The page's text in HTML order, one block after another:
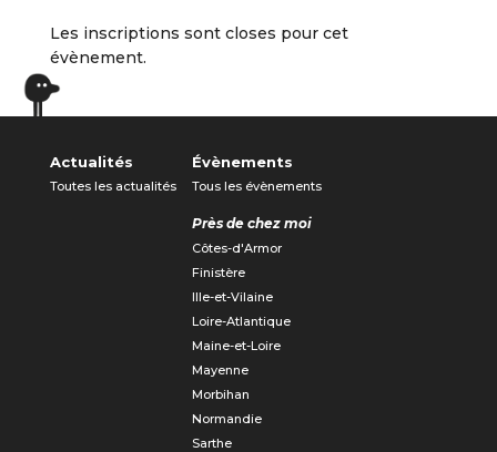
Les inscriptions sont closes pour cet
évènement.
Actualités
Toutes les actualités
Évènements
Tous les évènements
Près de chez moi
Côtes-d'Armor
Finistère
Ille-et-Vilaine
Loire-Atlantique
Maine-et-Loire
Mayenne
Morbihan
Normandie
Sarthe